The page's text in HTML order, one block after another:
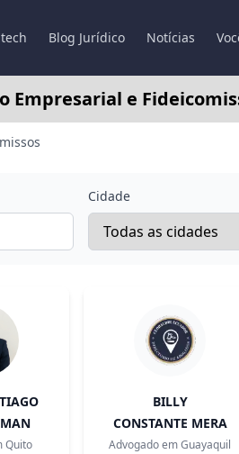
Blog Jurídico Notícias
e
Cidade
Quito
BILLY
CONSTANTE MERA
Advogado emGuayaquil